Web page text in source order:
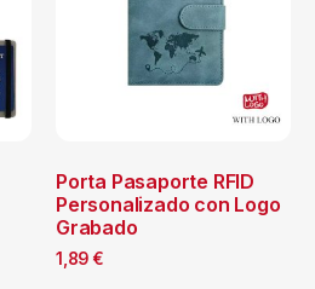
Porta Pasaporte RFID
Personalizado con Logo
Grabado
1,89 €